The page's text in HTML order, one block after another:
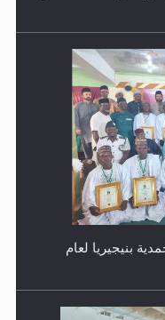
في مكتبة مدينة